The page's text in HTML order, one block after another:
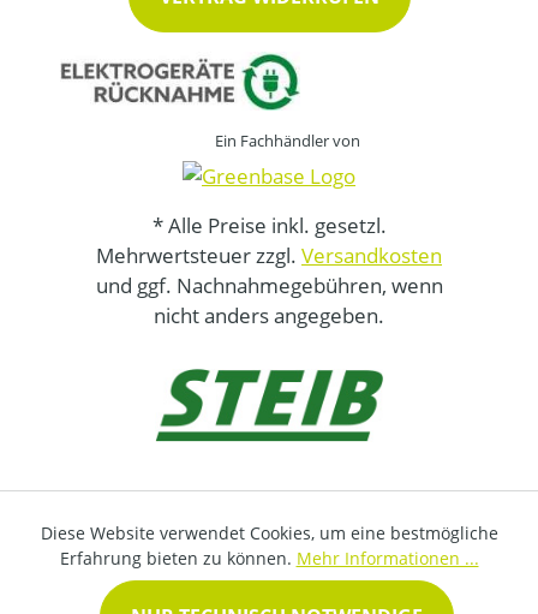
Ein Fachhändler von
* Alle Preise inkl. gesetzl.
Mehrwertsteuer zzgl. Versandkosten
und ggf. Nachnahmegebühren, wenn
nicht anders angegeben.
Diese Website verwendet Cookies, um eine bestmögliche
Erfahrung bieten zu können. Mehr Informationen ...